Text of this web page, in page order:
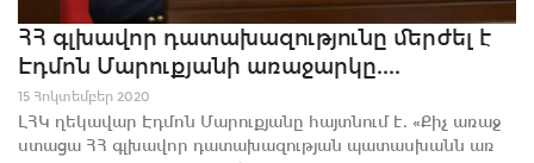
ՀՀ գլխավոր դատախազությունը մերժել է
Էդմոն Մարուքյանի առաջարկը....
15 Հոկտեմբեր 2020
ԼՀԿ ղեկավար Էդմոն Մարուքյանը հայտնում է. «Քիչ առաջ
ստացա ՀՀ գլխավոր դատախազության պատասխանն առ